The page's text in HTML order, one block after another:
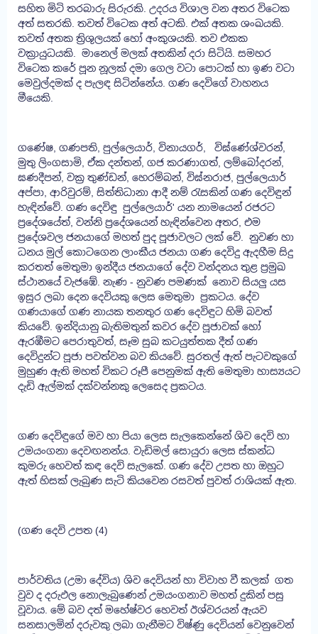
සහිත මිටි තරබාරු සිරුරකි. උදරය විශාල වන අතර විටෙක
අත් සතරකි. තවත් විටෙක අත් අටකි. එක් අතක ශංඛයකි.
තවත් අතක ත්‍රිශුලයක් හෝ අංකුශයකි. තව එකක
වක්‍රායුධයකි. මානෙල් මලක් අතකින් දරා සිටියි. සමහර
විටෙක කරේ පූන නූලක් දමා ගෙල වටා පොටක් හා ඉණ වටා
මෙවුල්දමක් ද පැලඳ සිටින්නේය. ගණ දෙවිගේ වාහනය
මීයෙකි.
ගණේෂ, ගණපති, පුල්ලෙයාර්, විනායගර්, විඝ්ණේශ්වරන්,
මුතු ලිංගසාමි, ඒක දන්තන්, ගජ කරණාගත්, ලම්බෝදරන්,
ඝණදීපන්, වක්‍ර තුණ්ඩන්, හෙරම්බන්, විඝ්නරාජ, පුල්ලෙයාර්
අප්පා, ආරිවුරම්, සිත්තිධානා ආදී නම් රැසකින් ගණ දෙවිඳුන්
හැඳින්වේ. ගණ දෙවිඳු පුල්ලෙයාර්' යන නාමයෙන් රජරට
ප්‍රදේශයේත්, වන්නි ප්‍රදේශයෙන් හැඳින්වෙන අතර, එම
ප්‍රදේශවල ජනයාගේ මහත් පුද පූජාවලට ලක් වේ. නුවණ හා
ධනය මුල් කොටගෙන ලාංකීය ජනයා ගණ දෙවිදු ඇදහීම සිදු
කරතත් මෙතුමා ඉන්දීය ජනයාගේ දේව වන්දනය තුළ ප්‍රමුඛ
ස්ථානයේ වැජඹේ. නැණ - නුවණ පමණක් නොව සියලු යස
ඉසුර ලබා දෙන දෙවියකු ලෙස මෙතුමා ප්‍රකටය. දේව
ගණයාගේ ගණ නායක තනතුර ගණ දෙවිඳුට හිමි බවත්
කියවේ. ඉන්දියානු බැතිමතුන් කවර දේව පූජාවක් හෝ
ඇරඹීමට පෙරාතුවත්, සෑම සුබ කටයුත්තක දීත් ගණ
දෙවිදුන්ට පූජා පවත්වන බව කියවේ. සුරතල් ඇත් පැටවකුගේ
මුහුණ ඇති මහත් විකට රූපී පෙනුමක් ඇති මෙතුමා හාස්‍යයට
දැඩි ඇල්මක් දක්වන්නකු ලෙස‍ෙද ප්‍රකටය.
ගණ දෙවිඳුගේ මව හා පියා ලෙස සැලකෙන්නේ ශිව දෙවි හා
උමයංගනා දෙවඟනන්ය. වැඩිමල් සොයුරා ලෙස ස්කන්ධ
කුමරු හෙවත් කඳ දෙවි සැලකේ. ගණ දේව උපත හා ඔහුට
ඇත් හිසක් ලැබුණ සැටි කියවෙන රසවත් පුවත් රාශියක් ඇත.
(ගණ දෙවි උපත (4)
පාර්වතිය (උමා දේවිය) ශිව දෙවියන් හා විවාහ වී කලක් ගත
වුව ද දරුඵල නොලැබුණෙන් උමයංගනාව මහත් දුකින් පසු
වූවාය. මේ බව දත් මහේෂ්වර හෙවත් ඊශ්වරයන් ඇයව
සනසාලමින් දරුවකු ලබා ගැනීමට විෂ්ණු දෙවියන් වෙනුවෙන්